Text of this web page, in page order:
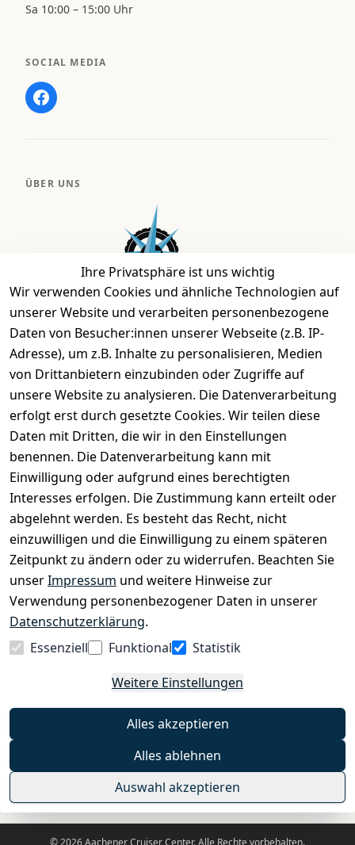
Ihre Privatsphäre ist uns wichtig
Wir verwenden Cookies und ähnliche Technologien auf
unserer Website und verarbeiten personenbezogene
Daten von Besucher:innen unserer Webseite (z.B. IP-
Adresse), um z.B. Inhalte zu personalisieren, Medien
von Drittanbietern einzubinden oder Zugriffe auf
unsere Website zu analysieren. Die Datenverarbeitung
erfolgt erst durch gesetzte Cookies. Wir teilen diese
Daten mit Dritten, die wir in den Einstellungen
benennen. Die Datenverarbeitung kann mit
Einwilligung oder aufgrund eines berechtigten
Interesses erfolgen. Die Zustimmung kann erteilt oder
abgelehnt werden. Es besteht das Recht, nicht
einzuwilligen und die Einwilligung zu einem späteren
Zeitpunkt zu ändern oder zu widerrufen. Beachten Sie
unserImpressum und weitere Hinweise zur
Verwendung personenbezogener Daten in unserer
Datenschutzerklärung.
Essenziell
Funktional
Statistik
Weitere Einstellungen
Alles akzeptieren
Alles ablehnen
Auswahl akzeptieren
Sa 10:00 – 15:00 Uhr
SOCIAL MEDIA
ÜBER UNS
Bei uns findest Du das richtige Fahrgefühl. Auf über
2.400 m² bieten wir Dir die beste Beratung zu
Kinderfahrrädern über E-MTBs bis hin zu
Lastenfahrrädern und Elektrorollern.
EINKAUFEN
› Fahrrad Aachen
› Zahlungs- und Versandbedingungen
INFORMATIONEN
› Batteriehinweis
› Widerrufsrecht
Impressum
© 2026 Aachener Cruiser Center. Alle Rechte vorbehalten.